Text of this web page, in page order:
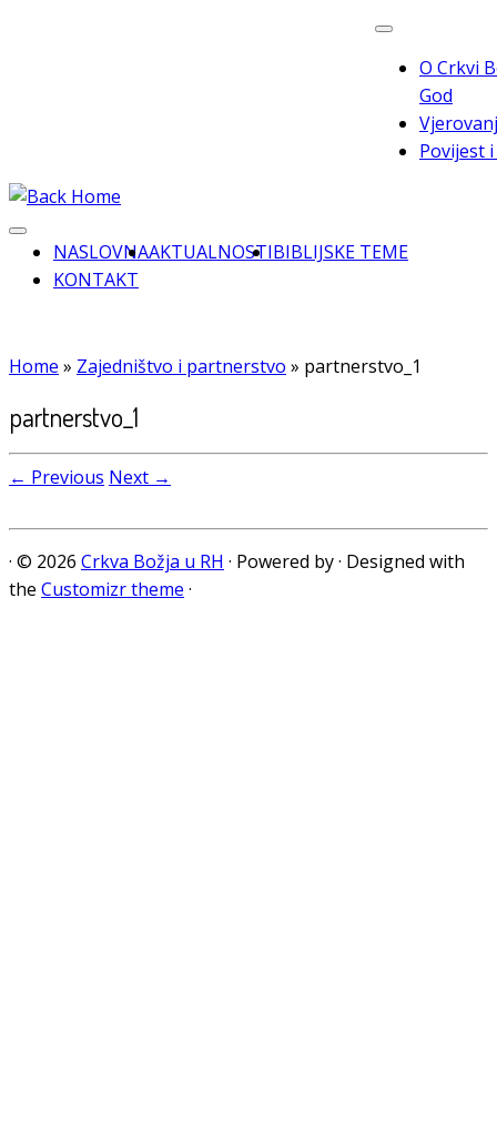
O Crkvi
God
Povijest
NASLOVNAAKTUALNOSTIBIBLIJSKE TEME
KONTAKT
Home » Zajedništvo i partnerstvo » partnerstvo_1
partnerstvo_1
← Previous Next →
· © 2026 Crkva Božja u RH · Powered by· Designed with
the Customizr theme ·